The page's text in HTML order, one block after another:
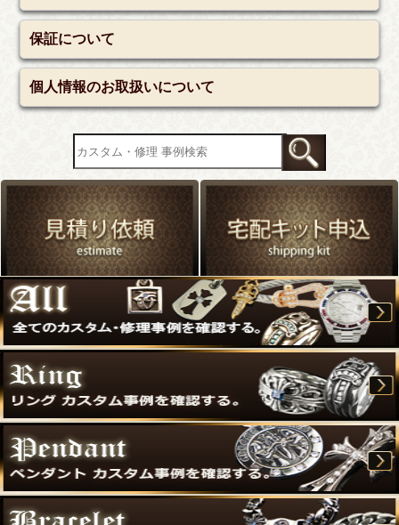
保証について
個人情報のお取扱いについて